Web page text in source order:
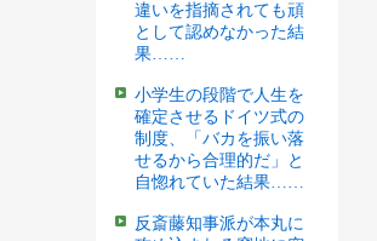
違いを指摘されても頑
として認めなかった結
果……
小学生の段階で人生を
確定させるドイツ式の
制度、「バカを振い落
せるから合理的だ」と
自惚れていた結果……
反斎藤知事派が本丸に